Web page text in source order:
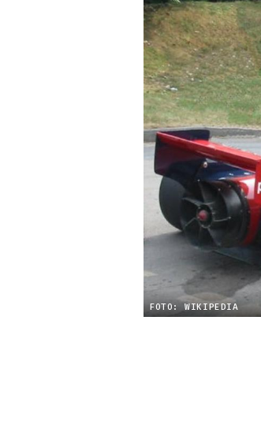
FOTO: WIKIPEDIA